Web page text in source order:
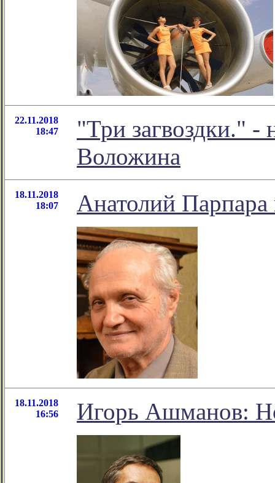
22.11.2018
18:47
"Три загвоздки." -
Воложина
18.11.2018
18:07
Анатолий Парпара
18.11.2018
16:56
Игорь Ашманов: